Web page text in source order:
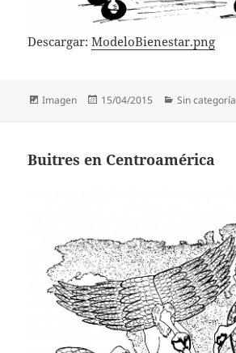
Descargar:ModeloBienestar.png
Formato
Imagen
Publicado
15/04/2015 Categorías
Sin categoría
Buitres en Centroamérica